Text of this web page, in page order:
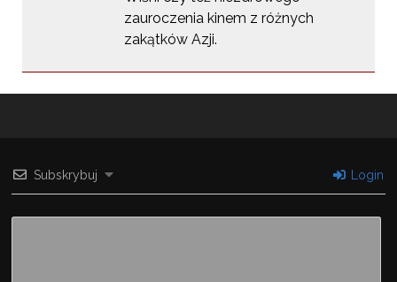
zauroczenia kinem z różnych
zakątków Azji.
Subskrybuj Login